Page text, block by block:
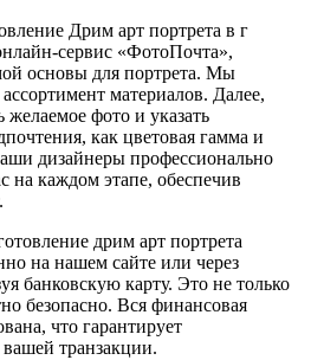
Дрим арт портрета в г
сервис «ФотоПочта»,
основы для портрета. Мы
материалов. Далее,
желаемое фото и указать
как цветовая гамма и
дизайнеры профессионально
на каждом этапе, обеспечив
дрим арт портрета
на нашем сайте или через
банковскую карту. Это не только
безопасно. Вся финансовая
что гарантирует
транзакции.